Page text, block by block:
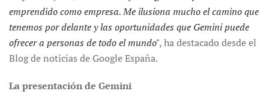
emprendido como empresa. Me ilusiona mucho el camino que
tenemos por delante y las oportunidades que Gemini puede
ofrecer a personas de todo el mundo", ha destacado desde el
Blog de noticias de Google España.
La presentación de Gemini